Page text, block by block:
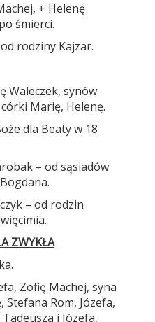
+ Helenę
śmierci.
rodziny Kajzar.
Waleczek, synów
Marię, Helenę.
dla Beaty w 18
– od sąsiadów
– od rodzin
ZWYKŁA
Zofię Machej, syna
Stefana Rom, Józefa,
i Józefa,